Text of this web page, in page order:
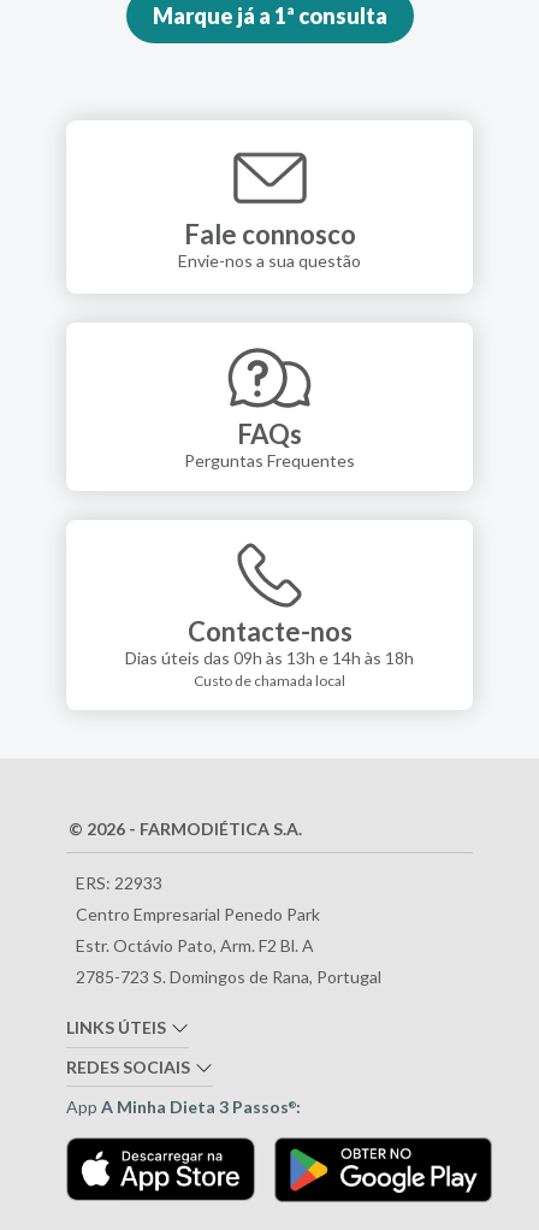
Marque já a 1ª consulta
Fale connosco
Envie-nos a sua questão
FAQs
Perguntas Frequentes
Contacte-nos
Dias úteis das 09h às 13h e 14h às 18h
Custo de chamada local
© 2026 - FARMODIÉTICA S.A.
ERS: 22933
Centro Empresarial Penedo Park
Estr. Octávio Pato, Arm. F2 Bl. A
2785-723 S. Domingos de Rana, Portugal
LINKS ÚTEIS
REDES SOCIAIS
App A Minha Dieta 3 Passos®: